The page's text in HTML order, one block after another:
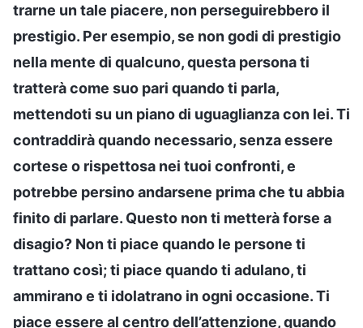
trarne un tale piacere, non perseguirebbero il
prestigio. Per esempio, se non godi di prestigio
nella mente di qualcuno, questa persona ti
tratterà come suo pari quando ti parla,
mettendoti su un piano di uguaglianza con lei. Ti
contraddirà quando necessario, senza essere
cortese o rispettosa nei tuoi confronti, e
potrebbe persino andarsene prima che tu abbia
finito di parlare. Questo non ti metterà forse a
disagio? Non ti piace quando le persone ti
trattano così; ti piace quando ti adulano, ti
ammirano e ti idolatrano in ogni occasione. Ti
piace essere al centro dell’attenzione, quando